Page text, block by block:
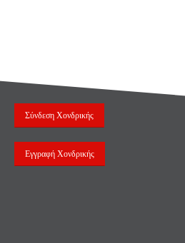
Σύνδεση Χονδρικής
Εγγραφή Χονδρικής